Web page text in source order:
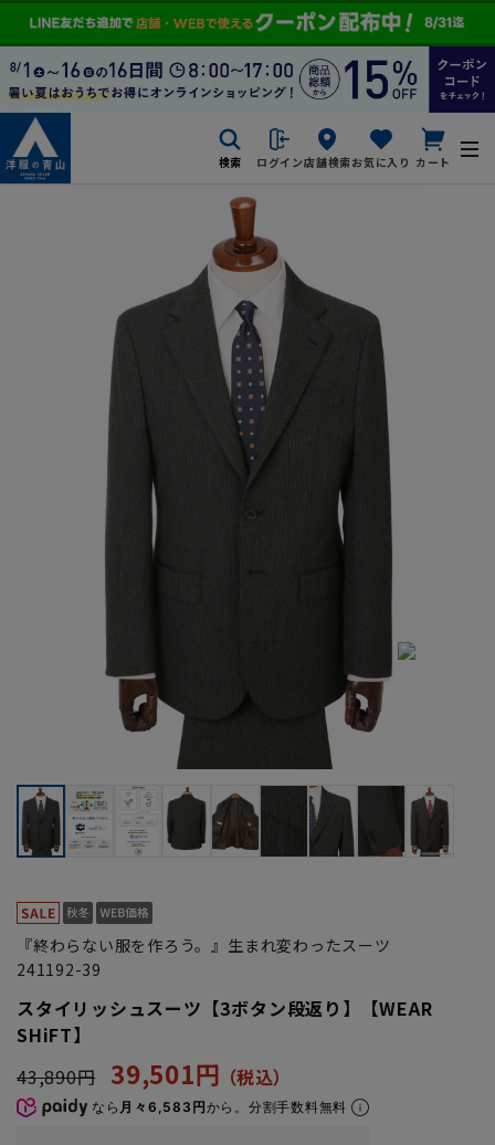
検索 ログイン店舗検索お気に入り カート
『終わらない服を作ろう。』生まれ変わったスーツ
241192-39
スタイリッシュスーツ【3ボタン段返り】【WEAR
SHiFT】
43,890円 39,501円
なら 月々6,583円から。分割手数料無料